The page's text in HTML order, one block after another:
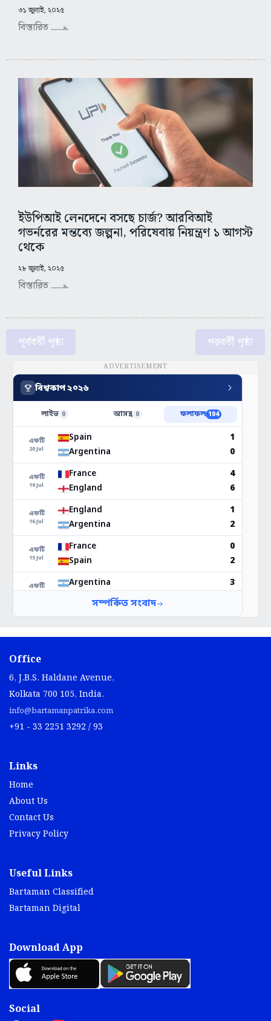
৩১ জুলাই, ২০২৫
বিস্তারিত
ইউপিআই লেনদেনে বসছে চার্জ? আরবিআই
গভর্নরের মন্তব্যে জল্পনা, পরিষেবায় নিয়ন্ত্রণ ১ আগস্ট
থেকে
২৮ জুলাই, ২০২৫
বিস্তারিত
পূর্ববর্তী পৃষ্ঠা পরবর্তী পৃষ্ঠা
ADVERTISEMENT
Office
6, J.B.S. Haldane Avenue,
Kolkata 700 105, India.
info@bartamanpatrika.com
+91 - 33 2251 3292 / 93
Links
Home
About Us
Contact Us
Privacy Policy
Useful Links
Bartaman Classified
Bartaman Digital
Download App
Social